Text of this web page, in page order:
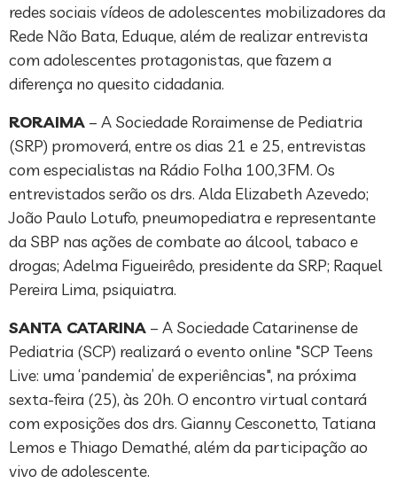
redes sociais vídeos de adolescentes mobilizadores da
Rede Não Bata, Eduque, além de realizar entrevista
com adolescentes protagonistas, que fazem a
diferença no quesito cidadania.
RORAIMA – A Sociedade Roraimense de Pediatria
(SRP) promoverá, entre os dias 21 e 25, entrevistas
com especialistas na Rádio Folha 100,3FM. Os
entrevistados serão os drs. Alda Elizabeth Azevedo;
João Paulo Lotufo, pneumopediatra e representante
da SBP nas ações de combate ao álcool, tabaco e
drogas; Adelma Figueirêdo, presidente da SRP; Raquel
Pereira Lima, psiquiatra.
SANTA CATARINA – A Sociedade Catarinense de
Pediatria (SCP) realizará o evento online "SCP Teens
Live: uma ‘pandemia’ de experiências", na próxima
sexta-feira (25), às 20h. O encontro virtual contará
com exposições dos drs. Gianny Cesconetto, Tatiana
Lemos e Thiago Demathé, além da participação ao
vivo de adolescente.